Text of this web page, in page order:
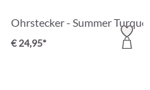
Ohrstecker - Summer
€ 24,95*